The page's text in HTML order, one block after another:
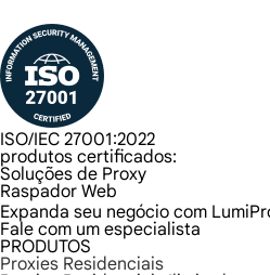
ISO/IEC 27001:2022
produtos certificados:
Soluções de Proxy
Raspador Web
Expanda seu negócio com
Fale com um especialista
PRODUTOS
Proxies Residenciais